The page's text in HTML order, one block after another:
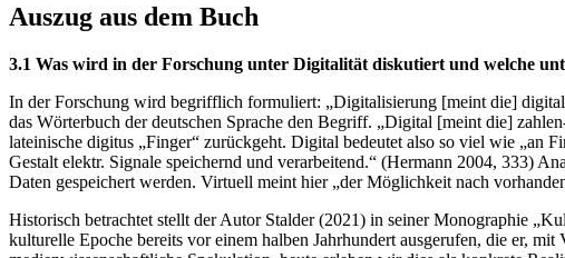
Auszug aus dem Buch
3.1 Was wird in der Forschung unter Digitalität diskutiert und welche
In der Forschung wird begrifflich formuliert: „Digitalisierung [meint die]
das Wörterbuch der deutschen Sprache den Begriff. „Digital [meint die]
lateinische digitus „Finger“ zurückgeht. Digital bedeutet also so viel wie „an
Gestalt elektr. Signale speichernd und verarbeitend.“ (Hermann 2004, 333)
Daten gespeichert werden. Virtuell meint hier „der Möglichkeit nach
Historisch betrachtet stellt der Autor Stalder (2021) in seiner Monographie
kulturelle Epoche bereits vor einem halben Jahrhundert ausgerufen, die er,